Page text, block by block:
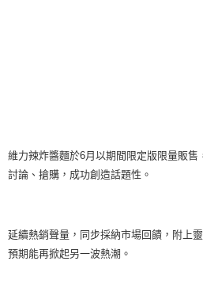
維力辣炸醬麵於6月以期間限定版限量販
討論、搶購，成功創造話題性。
延續熱銷聲量，同步採納市場回饋，附上
預期能再掀起另一波熱潮。